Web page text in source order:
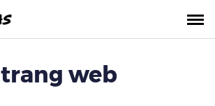
trang web